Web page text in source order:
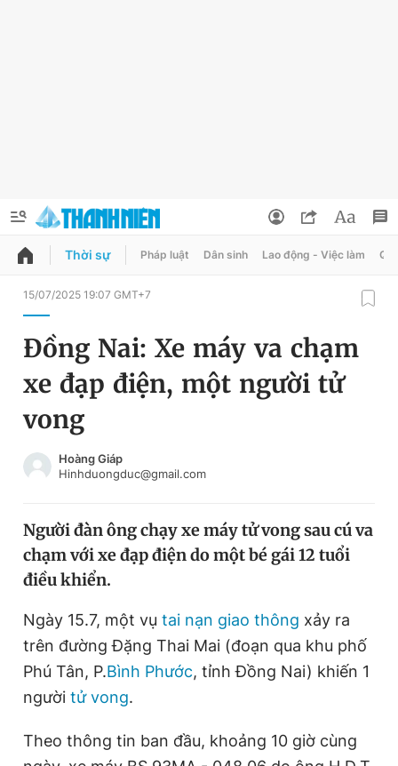
QUẢNG CÁO
Chuyên mục
Chuyên mục khác
Chào ngày mới
Video Magazine
Sản phẩm khác
Tiện ích Bạn cần biết
Đổi mật khẩu
Tin đã lưu
Tin đã xem
Thời sự Pháp luật Dân sinh Lao động - Việc làm
15/07/2025 19:07 GMT+7
Đồng Nai: Xe máy va chạm
xe đạp điện, một người tử
vong
Hoàng Giáp
Hinhduongduc@gmail.com
Người đàn ông chạy xe máy tử vong sau cú va
chạm với xe đạp điện do một bé gái 12 tuổi
điều khiển.
Ngày 15.7, một vụ tai nạn giao thông xảy ra
trên đường Đặng Thai Mai (đoạn qua khu phố
Phú Tân, P.Bình Phước, tỉnh Đồng Nai) khiến 1
người tử vong.
Theo thông tin ban đầu, khoảng 10 giờ cùng